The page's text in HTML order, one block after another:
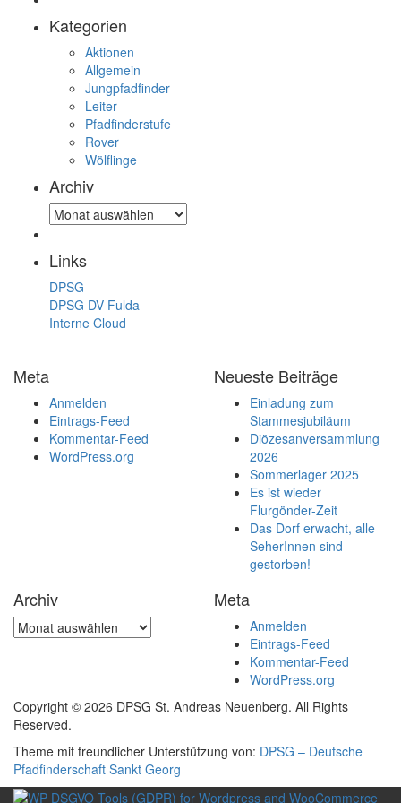
Kategorien
Aktionen
Allgemein
Jungpfadfinder
Leiter
Pfadfinderstufe
Rover
Wölflinge
Archiv
Archiv
Links
DPSG
DPSG DV Fulda
Interne Cloud
Meta
Anmelden
Eintrags-Feed
Kommentar-Feed
WordPress.org
Neueste Beiträge
Einladung zum
Stammesjubiläum
Diözesanversammlung
2026
Sommerlager 2025
Es ist wieder
Flurgönder-Zeit
Das Dorf erwacht, alle
SeherInnen sind
gestorben!
Archiv
Archiv
Meta
Anmelden
Eintrags-Feed
Kommentar-Feed
WordPress.org
Copyright © 2026 DPSG St. Andreas Neuenberg. All Rights
Reserved.
Theme mit freundlicher Unterstützung von: DPSG – Deutsche
Pfadfinderschaft Sankt Georg